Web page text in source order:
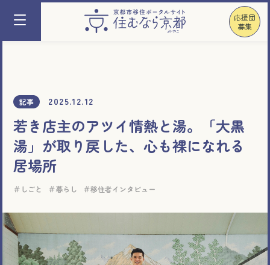
応援団
募集
記事 2025.12.12
若き店主のアツイ情熱と湯。「大黒
湯」が取り戻した、心も裸になれる
居場所
しごと 暮らし 移住者インタビュー